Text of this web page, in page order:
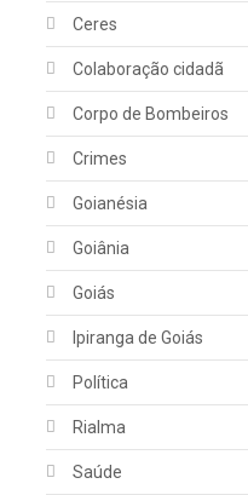
Ceres
Colaboração cidadã
Corpo de Bombeiros
Crimes
Goianésia
Goiânia
Goiás
Ipiranga de Goiás
Política
Rialma
Saúde